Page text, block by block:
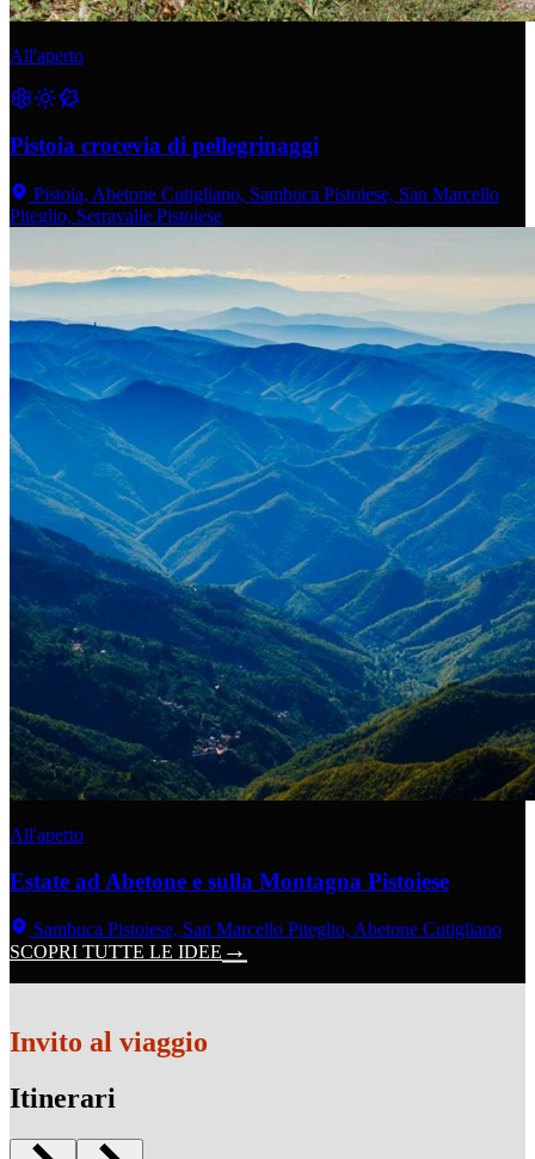
All'aperto
Pistoia crocevia di pellegrinaggi
Pistoia, Abetone Cutigliano, Sambuca Pistoiese, San Marcello
Piteglio, Serravalle Pistoiese
All'aperto
Estate ad Abetone e sulla Montagna Pistoiese
Sambuca Pistoiese, San Marcello Piteglio, Abetone Cutigliano
SCOPRI TUTTE LE IDEE
Invito al viaggio
Itinerari